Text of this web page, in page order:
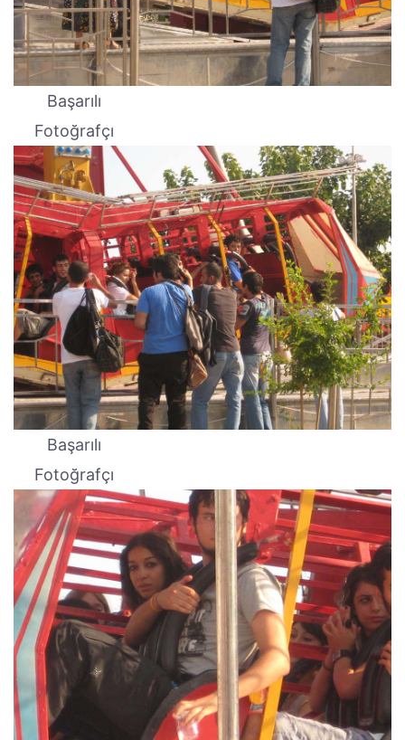
Başarılı
Fotoğrafçı
Başarılı
Fotoğrafçı